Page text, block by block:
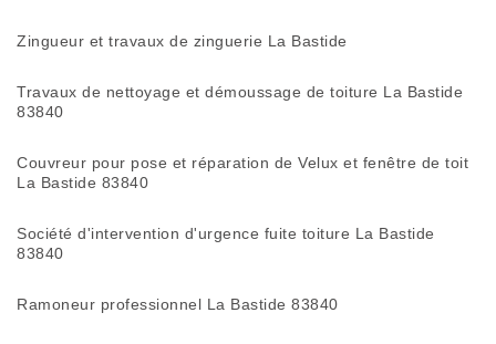
Zingueur et travaux de zinguerie La Bastide
Travaux de nettoyage et démoussage de toiture La Bastide
83840
Couvreur pour pose et réparation de Velux et fenêtre de toit
La Bastide 83840
Société d'intervention d'urgence fuite toiture La Bastide
83840
Ramoneur professionnel La Bastide 83840